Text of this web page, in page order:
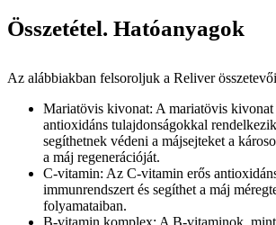
Összetétel. Hatóanyagok
Az alábbiakban felsoroljuk a Reliver
Mariatövis kivonat: A mariatövis
antioxidáns tulajdonságokkal
segíthetnek védeni a májsejteket a
a máj regenerációját.
C-vitamin: Az C-vitamin erős
immunrendszert és segíthet a máj
folyamataiban.
B-vitamin komplex: A B-vitaminok,